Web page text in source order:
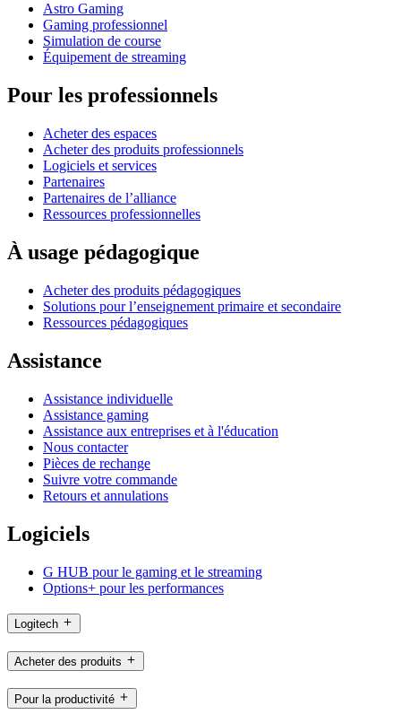
Astro Gaming
Gaming professionnel
Simulation de course
Équipement de streaming
Pour les professionnels
Acheter des espaces
Acheter des produits professionnels
Logiciels et services
Partenaires
Partenaires de l’alliance
Ressources professionnelles
À usage pédagogique
Acheter des produits pédagogiques
Solutions pour l’enseignement primaire et secondaire
Ressources pédagogiques
Assistance
Assistance individuelle
Assistance gaming
Assistance aux entreprises et à l'éducation
Nous contacter
Pièces de rechange
Suivre votre commande
Retours et annulations
Logiciels
G HUB pour le gaming et le streaming
Options+ pour les performances
Logitech
Acheter des produits
Pour la productivité